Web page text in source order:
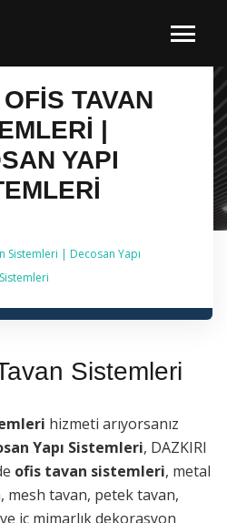
TAVAN
|
YAPI
Sistemleri | Decosan Yapı
Sistemleri
Genelinde Metal Asma
Sistemleri
hizmeti arıyorsanız
Yapı Sistemleri, DAZKIRI
ofis tavan sistemleri, metal
mesh tavan, petek tavan,
iç mimarlık dekorasyon